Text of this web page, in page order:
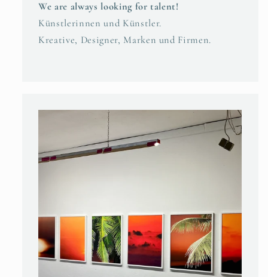
We are always looking for talent!
Künstlerinnen und Künstler.
Kreative, Designer, Marken und Firmen.